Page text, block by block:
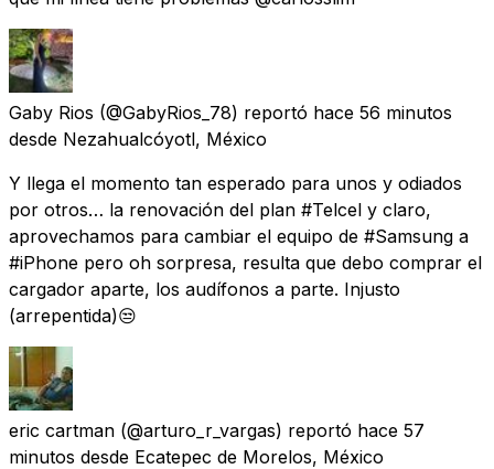
Gaby Rios (@GabyRios_78) reportó hace 56 minutos
desde Nezahualcóyotl, México
Y llega el momento tan esperado para unos y odiados
por otros… la renovación del plan #Telcel y claro,
aprovechamos para cambiar el equipo de #Samsung a
#iPhone pero oh sorpresa, resulta que debo comprar el
cargador aparte, los audífonos a parte. Injusto
(arrepentida)😒
eric cartman (@arturo_r_vargas) reportó hace 57
minutos desde Ecatepec de Morelos, México